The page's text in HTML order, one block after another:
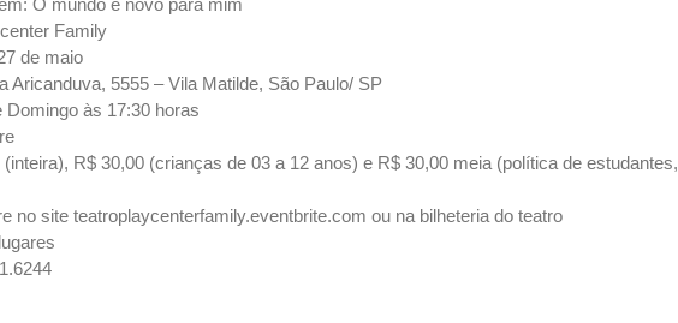
O mundo é novo para mim
Family
de maio
Aricanduva, 5555 – Vila Matilde, São Paulo/ SP
Domingo às 17:30 horas
R$ 30,00 (crianças de 03 a 12 anos) e R$ 30,00 meia (política de estudantes,
no site teatroplaycenterfamily.eventbrite.com ou na bilheteria do teatro